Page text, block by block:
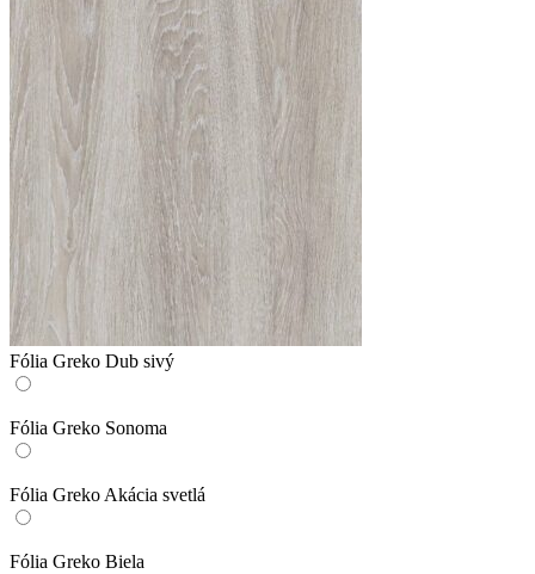
Fólia Greko Dub sivý
Fólia Greko Sonoma
Fólia Greko Akácia svetlá
Fólia Greko Biela